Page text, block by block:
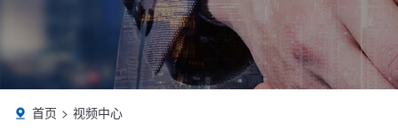
 首页 视频中心